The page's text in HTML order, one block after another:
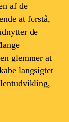
af de
at forstå,
de
glemmer at
langsigtet